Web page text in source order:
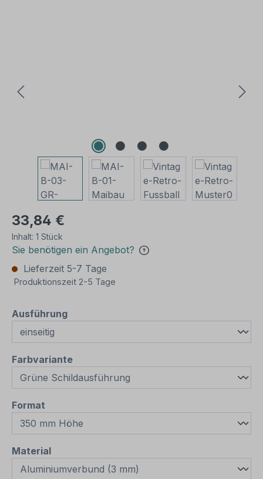
33,84 €
Inhalt: 1 Stück
Sie benötigen ein Angebot?
Lieferzeit 5-7 Tage
Produktionszeit 2-5 Tage
Ausführungauswählen
Farbvarianteauswählen
Format
Materialauswählen